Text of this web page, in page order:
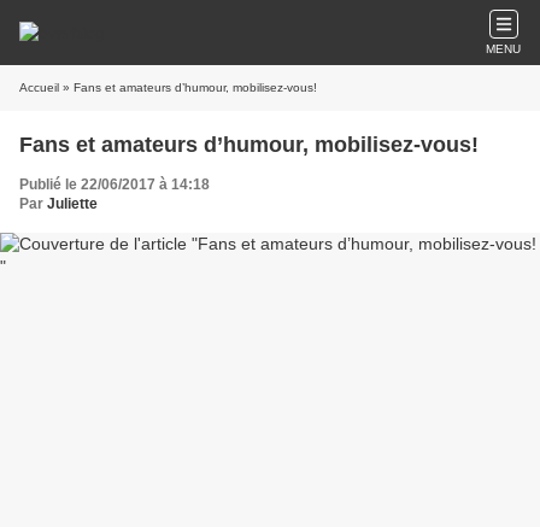
MENU
Accueil » Fans et amateurs d’humour, mobilisez-vous!
Fans et amateurs d’humour, mobilisez-vous!
Publié le 22/06/2017 à 14:18
Par Juliette